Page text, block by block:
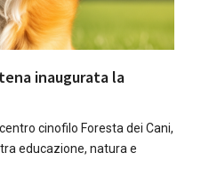
inaugurata la
cinofilo Foresta dei Cani,
educazione, natura e